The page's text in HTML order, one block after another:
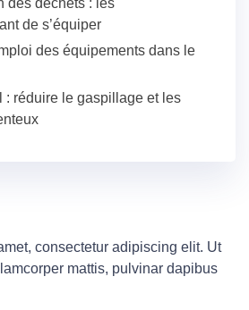
des déchets : les
de s’équiper
des équipements dans le
: réduire le gaspillage et les
consectetur adipiscing elit. Ut
mattis, pulvinar dapibus